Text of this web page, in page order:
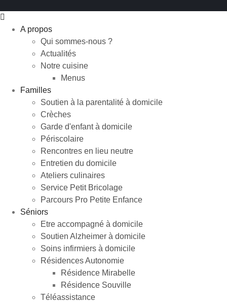
A propos
Qui sommes-nous ?
Actualités
Notre cuisine
Menus
Familles
Soutien à la parentalité à domicile
Crèches
Garde d'enfant à domicile
Périscolaire
Rencontres en lieu neutre
Entretien du domicile
Ateliers culinaires
Service Petit Bricolage
Parcours Pro Petite Enfance
Séniors
Etre accompagné à domicile
Soutien Alzheimer à domicile
Soins infirmiers à domicile
Résidences Autonomie
Résidence Mirabelle
Résidence Souville
Téléassistance